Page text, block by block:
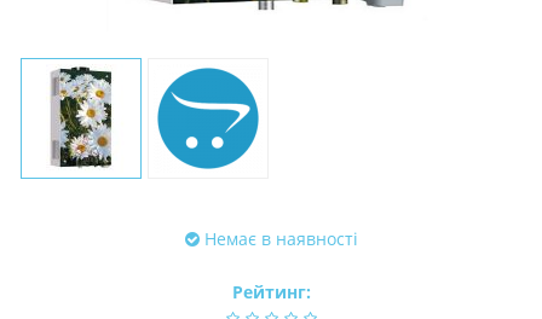
Немає в наявності
Рейтинг: